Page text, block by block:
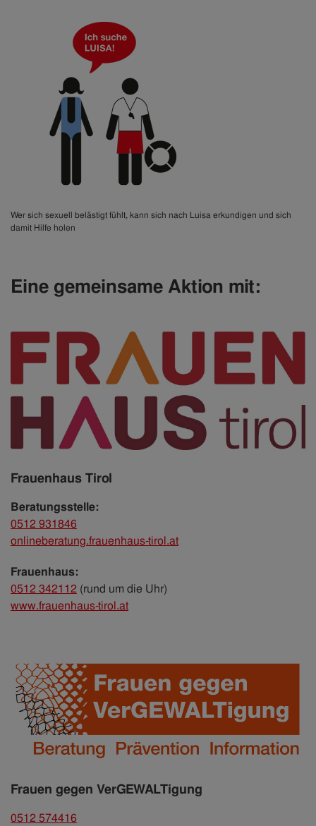
Wer sich sexuell belästigt fühlt, kann sich nach Luisa erkundigen und sich
damit Hilfe holen
Eine gemeinsame Aktion mit:
Frauenhaus Tirol
Beratungsstelle:
0512 931846
onlineberatung.frauenhaus-tirol.at
Frauenhaus:
0512 342112 (rund um die Uhr)
www.frauenhaus-tirol.at
Frauen gegen VerGEWALTigung
0512 574416